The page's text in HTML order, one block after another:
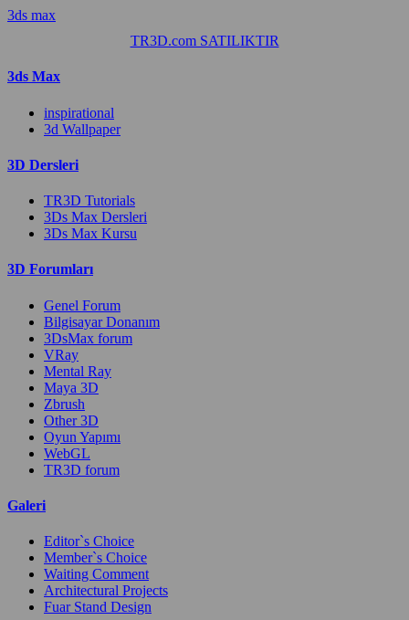
3ds max
TR3D.com SATILIKTIR
3ds Max
inspirational
3d Wallpaper
3D Dersleri
TR3D Tutorials
3Ds Max Dersleri
3Ds Max Kursu
3D Forumları
Genel Forum
Bilgisayar Donanım
3DsMax forum
VRay
Mental Ray
Maya 3D
Zbrush
Other 3D
Oyun Yapımı
WebGL
TR3D forum
Galeri
Editor`s Choice
Member`s Choice
Waiting Comment
Architectural Projects
Fuar Stand Design